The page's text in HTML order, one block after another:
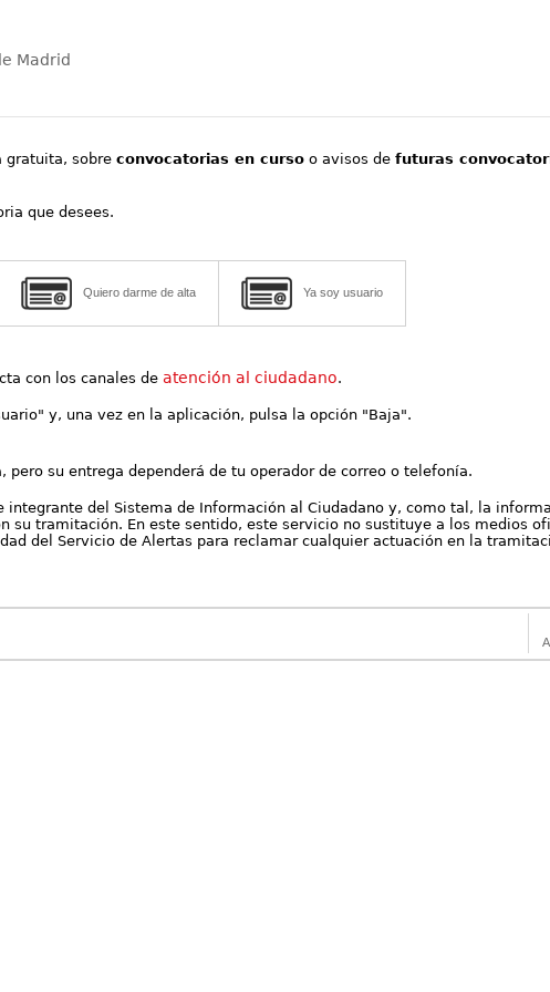
Madrid
gratuita, sobreconvocatorias en curso o avisos defuturas
que desees.
Quiero darme de alta Ya soy usuario
con los canales deatención al ciudadano.
y, una vez en la aplicación, pulsa la opción "Baja".
su entrega dependerá de tu operador de correo o telefonía.
del Sistema de Información al Ciudadano y, como tal, la
tramitación. En este sentido, este servicio no sustituye a los medios
del Servicio de Alertas para reclamar cualquier actuación en la